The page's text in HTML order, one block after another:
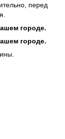
перед
городе.
городе.